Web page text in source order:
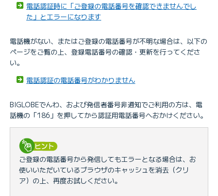
電話認証時に「ご登録の電話番号を確認できませんでし
た」とエラーになります
電話機がない、またはご登録の電話番号が不明な場合は、以下の
ページをご覧の上、登録電話番号の確認・更新を行ってくださ
い。
電話認証の電話番号がわかりません
BIGLOBEでんわ、および発信者番号非通知でご利用の方は、電
話機の「186」を押してから認証用電話番号へおかけください。
ご登録の電話番号から発信してもエラーとなる場合は、お
使いいただいているブラウザのキャッシュを消去（クリ
ア）の上、再度お試しください。